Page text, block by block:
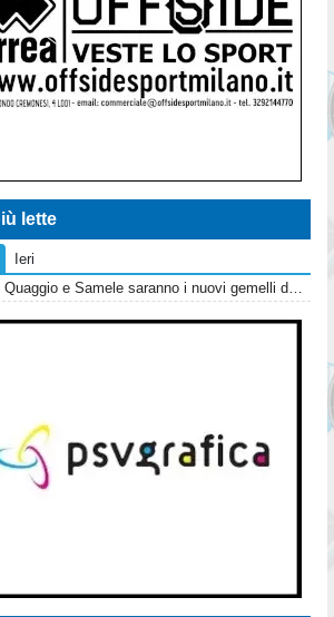
lette
Ieri
Giana, Quaggio e Samele saranno i nuovi gemelli del gol?